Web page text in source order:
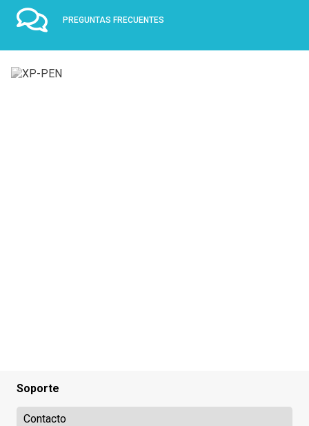
PREGUNTAS FRECUENTES
Soporte
Contacto